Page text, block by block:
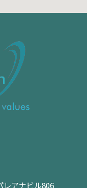
レアナビル806